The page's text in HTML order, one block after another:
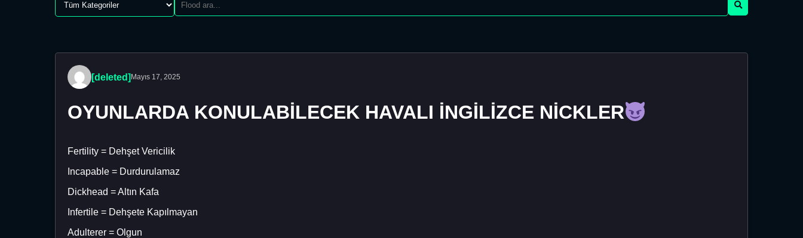
[deleted] Mayıs 17, 2025
OYUNLARDA KONULABİLECEK HAVALI İNGİLİZCE NİCKLER
Fertility = Dehşet Vericilik
Incapable = Durdurulamaz
Dickhead = Altın Kafa
Infertile = Dehşete Kapılmayan
Adulterer = Olgun